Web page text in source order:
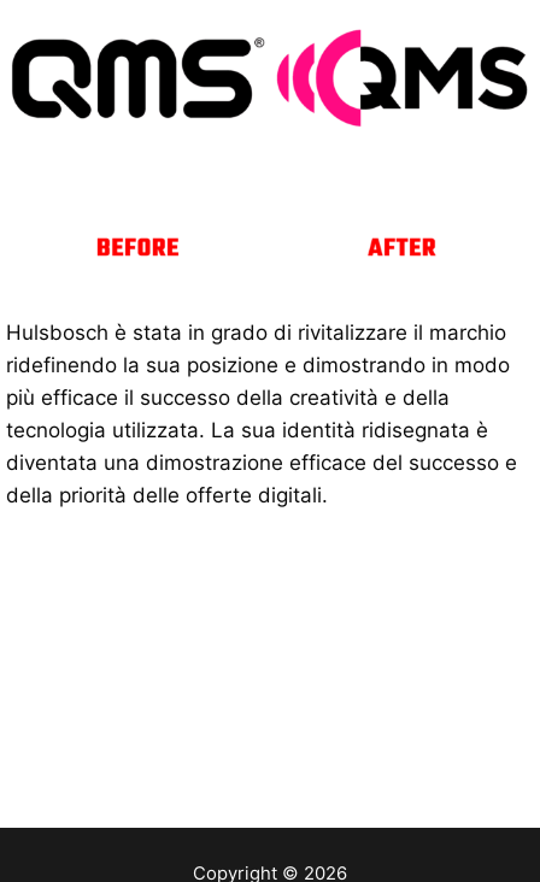
Hulsbosch è stata in grado di rivitalizzare il marchio
ridefinendo la sua posizione e dimostrando in modo
più efficace il successo della creatività e della
tecnologia utilizzata. La sua identità ridisegnata è
diventata una dimostrazione efficace del successo e
della priorità delle offerte digitali.
Copyright © 2026